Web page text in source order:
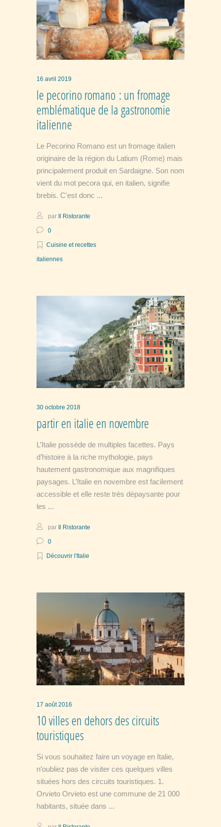
16 avril 2019
le pecorino romano : un fromage
emblématique de la gastronomie
italienne
Le Pecorino Romano est un fromage italien
originaire de la région du Latium (Rome) mais
principalement produit en Sardaigne. Son nom
vient du mot pecora qui, en italien, signifie
brebis. C'est donc
par Il Ristorante
0
Cuisine et recettes
italiennes
30 octobre 2018
partir en italie en novembre
L’Italie possède de multiples facettes. Pays
d’histoire à la riche mythologie, pays
hautement gastronomique aux magnifiques
paysages. L’Italie en novembre est facilement
accessible et elle reste très dépaysante pour
les
par Il Ristorante
0
Découvrir l'Italie
17 août 2016
10 villes en dehors des circuits
touristiques
Si vous souhaitez faire un voyage en Italie,
n’oubliez pas de visiter ces quelques villes
situées hors des circuits touristiques. 1.
Orvieto Orvieto est une commune de 21 000
habitants, située dans